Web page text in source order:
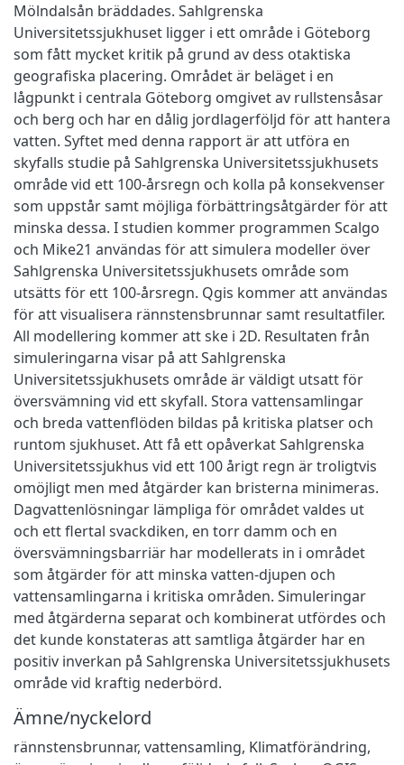
Mölndalsån bräddades. Sahlgrenska
Universitetssjukhuset ligger i ett område i Göteborg
som fått mycket kritik på grund av dess otaktiska
geografiska placering. Området är beläget i en
lågpunkt i centrala Göteborg omgivet av rullstensåsar
och berg och har en dålig jordlagerföljd för att hantera
vatten. Syftet med denna rapport är att utföra en
skyfalls studie på Sahlgrenska Universitetssjukhusets
område vid ett 100-årsregn och kolla på konsekvenser
som uppstår samt möjliga förbättringsåtgärder för att
minska dessa. I studien kommer programmen Scalgo
och Mike21 användas för att simulera modeller över
Sahlgrenska Universitetssjukhusets område som
utsätts för ett 100-årsregn. Qgis kommer att användas
för att visualisera rännstensbrunnar samt resultatfiler.
All modellering kommer att ske i 2D. Resultaten från
simuleringarna visar på att Sahlgrenska
Universitetssjukhusets område är väldigt utsatt för
översvämning vid ett skyfall. Stora vattensamlingar
och breda vattenflöden bildas på kritiska platser och
runtom sjukhuset. Att få ett opåverkat Sahlgrenska
Universitetssjukhus vid ett 100 årigt regn är troligtvis
omöjligt men med åtgärder kan bristerna minimeras.
Dagvattenlösningar lämpliga för området valdes ut
och ett flertal svackdiken, en torr damm och en
översvämningsbarriär har modellerats in i området
som åtgärder för att minska vatten-djupen och
vattensamlingarna i kritiska områden. Simuleringar
med åtgärderna separat och kombinerat utfördes och
det kunde konstateras att samtliga åtgärder har en
positiv inverkan på Sahlgrenska Universitetssjukhusets
område vid kraftig nederbörd.
Ämne/nyckelord
rännstensbrunnar, vattensamling, Klimatförändring,